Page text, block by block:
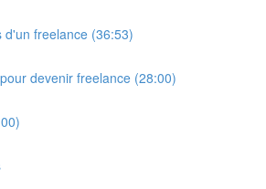
d'un freelance (36:53)
devenir freelance (28:00)